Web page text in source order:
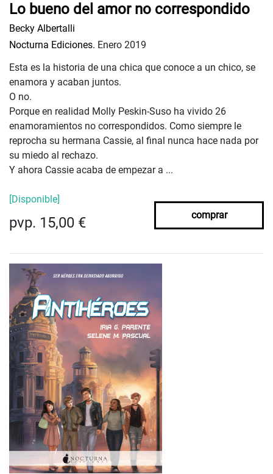
Lo bueno del amor no correspondido
Becky Albertalli
Nocturna Ediciones. Enero 2019
Esta es la historia de una chica que conoce a un chico, se
enamora y acaban juntos.
O no.
Porque en realidad Molly Peskin-Suso ha vivido 26
enamoramientos no correspondidos. Como siempre le
reprocha su hermana Cassie, al final nunca hace nada por
su miedo al rechazo.
Y ahora Cassie acaba de empezar a ...
[Disponible]
pvp. 15,00 € comprar